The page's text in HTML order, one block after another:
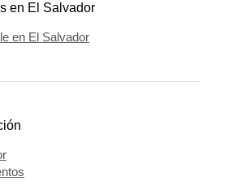
en El Salvador
en El Salvador